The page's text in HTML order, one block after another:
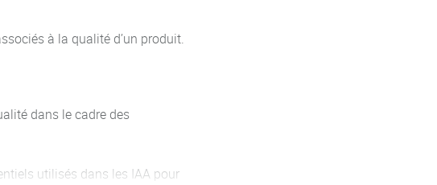
à la qualité d’un produit.
dans le cadre des
utilisés dans les IAA pour